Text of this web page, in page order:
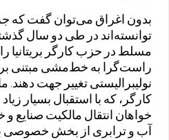
بدون اغراق می‌توان گفت که
توانسته‌اند در طی دو سال
مسلط در حزب کارگر بریتانیا
راست‌گرا به خط‌مشی‌ مبتنی
نولیبرالیستی تغییر جهت
کارگر، که با استقبال بسیار
خواهان انتقال مالکیت صنایع و
آب و ترابری از بخش